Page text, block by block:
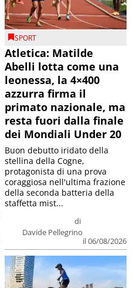
SPORT
Atletica: Matilde
Abelli lotta come una
leonessa, la 4×400
azzurra firma il
primato nazionale, ma
resta fuori dalla finale
dei Mondiali Under 20
di
Davide Pellegrino
il 06/08/2026
Buon debutto iridato della
stellina della Cogne,
protagonista di una prova
coraggiosa nell'ultima frazione
della seconda batteria della
staffetta mist...